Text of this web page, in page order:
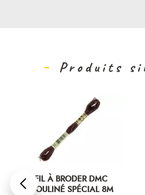
Produits
FIL À BRODER DMC
MOULINÉ SPÉCIAL 8M